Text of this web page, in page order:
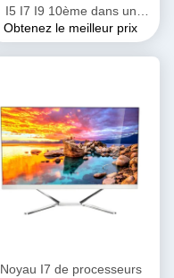
I5 I7 I9 10ème dans un
disque transistorisé
Obtenez le meilleur prix
Noyau I7 de processeurs